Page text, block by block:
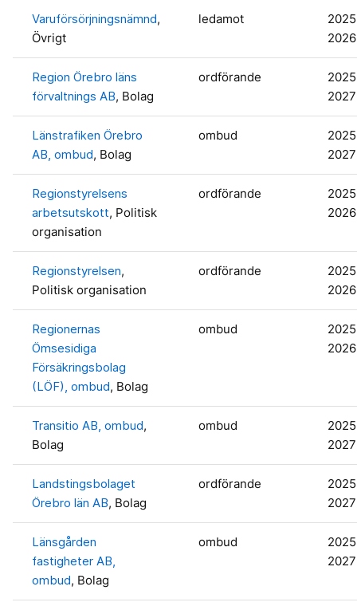
Varuförsörjningsnämnd,
Övrigt
ledamot
Region Örebro läns
förvaltnings AB, Bolag
ordförande
Länstrafiken Örebro
AB, ombud, Bolag
ombud
Regionstyrelsens
arbetsutskott, Politisk
organisation
ordförande
Regionstyrelsen,
Politisk organisation
ordförande
Regionernas
Ömsesidiga
Försäkringsbolag
(LÖF), ombud, Bolag
ombud
Transitio AB, ombud,
Bolag
ombud
Landstingsbolaget
Örebro län AB, Bolag
ordförande
Länsgården
fastigheter AB,
ombud, Bolag
ombud